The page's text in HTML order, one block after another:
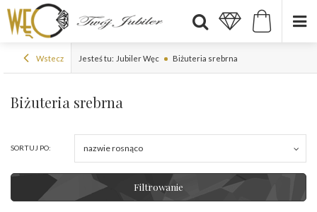
Wstecz Jesteś tu: Jubiler Węc Biżuteria srebrna
Biżuteria srebrna
SORTUJ PO: nazwie rosnąco
Filtrowanie